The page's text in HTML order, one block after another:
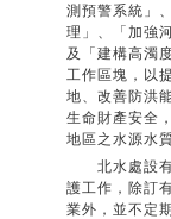
測預警系統」
理」、「加強
及「建構高濁
工作區塊，以
地、改善防洪
生命財產安全
地區之水源水
北水處設有
護工作，除訂
業外，並不定